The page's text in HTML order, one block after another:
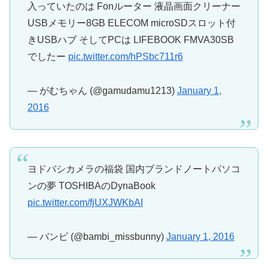
入っていたのは Fonルーター 液晶画面クリーナー
USBメモリー8GB ELECOM microSDスロット付
きUSBハブ そしてPCは LIFEBOOK FMVA30SB
でしたー pic.twitter.com/hPSbc711r6
— がむちゃん (@gamudamu1213) January 1,
2016
ヨドバシカメラの福袋 国内ブランドノートパソコ
ンの夢 TOSHIBAのDynaBook
pic.twitter.com/fjUXJWKbAI
— バンビ (@bambi_missbunny) January 1, 2016